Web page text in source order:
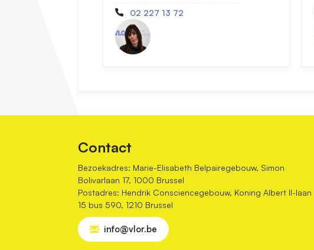
02 227 13 72
Contact
Bezoekadres: Marie-Elisabeth Belpairegebouw, Simon
Bolivarlaan 17, 1000 Brussel
Postadres: Hendrik Consciencegebouw, Koning Albert II-laan
15 bus 590, 1210 Brussel
info@vlor.be